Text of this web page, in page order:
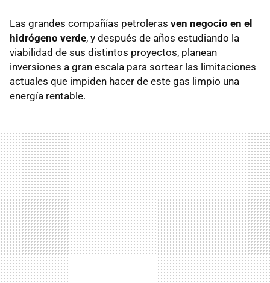
Las grandes compañías petroleras ven negocio en el
hidrógeno verde, y después de años estudiando la
viabilidad de sus distintos proyectos, planean
inversiones a gran escala para sortear las limitaciones
actuales que impiden hacer de este gas limpio una
energía rentable.